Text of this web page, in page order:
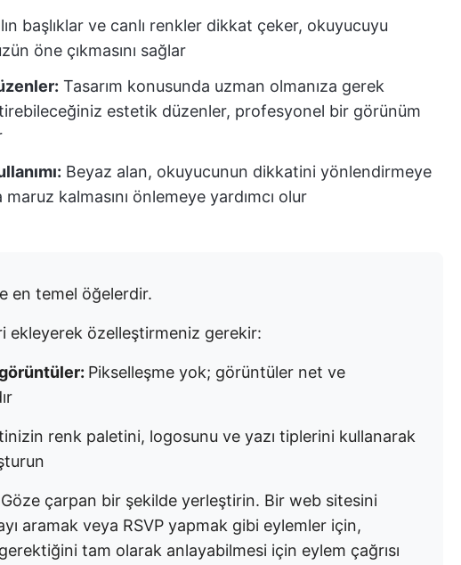
başlıklar ve canlı renkler dikkat çeker, okuyucuyu
öne çıkmasını sağlar
Tasarım konusunda uzman olmanıza gerek
estetik düzenler, profesyonel bir görünüm
Beyaz alan, okuyucunun dikkatini yönlendirmeye
kalmasını önlemeye yardımcı olur
en temel öğelerdir.
ekleyerek özelleştirmeniz gerekir:
Pikselleşme yok; görüntüler net ve
renk paletini, logosunu ve yazı tiplerini kullanarak
Göze çarpan bir şekilde yerleştirin. Bir web sitesini
aramak veya RSVP yapmak gibi eylemler için,
tam olarak anlayabilmesi için eylem çağrısı